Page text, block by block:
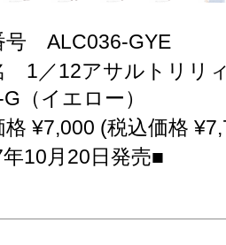
号 ALC036-GYE
1／12アサルトリリ
（イエロー）
格 ¥7,000 (税込価格
10月20日発売■